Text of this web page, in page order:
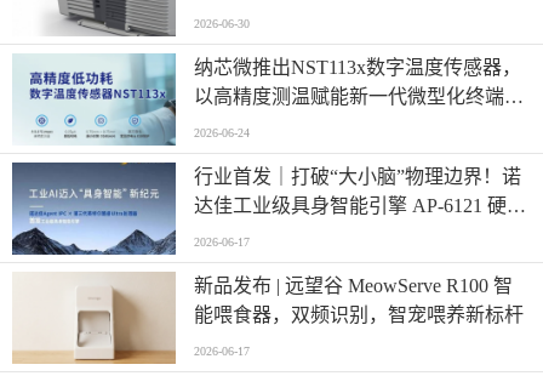
空泵
2026-06-30
纳芯微推出NST113x数字温度传感器，
以高精度测温赋能新一代微型化终端设
计
2026-06-24
行业首发｜打破“大小脑”物理边界！诺
达佳工业级具身智能引擎 AP-6121 硬核
登场
2026-06-17
新品发布 | 远望谷 MeowServe R100 智
能喂食器，双频识别，智宠喂养新标杆
2026-06-17